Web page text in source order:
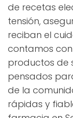
de recetas
tensión,
reciban el
contamos
productos de
pensados
de la
rápidas y